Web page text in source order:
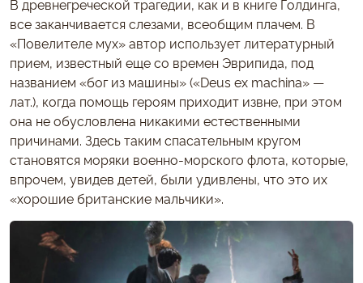
В древнегреческой трагедии, как и в книге Голдинга,
все заканчивается слезами, всеобщим плачем. В
«Повелителе мух» автор использует литературный
прием, известный еще со времен Эврипида, под
названием «бог из машины» («Deus ex machina» —
лат.), когда помощь героям приходит извне, при этом
она не обусловлена никакими естественными
причинами. Здесь таким спасательным кругом
становятся моряки военно-морского флота, которые,
впрочем, увидев детей, были удивлены, что это их
«хорошие британские мальчики».